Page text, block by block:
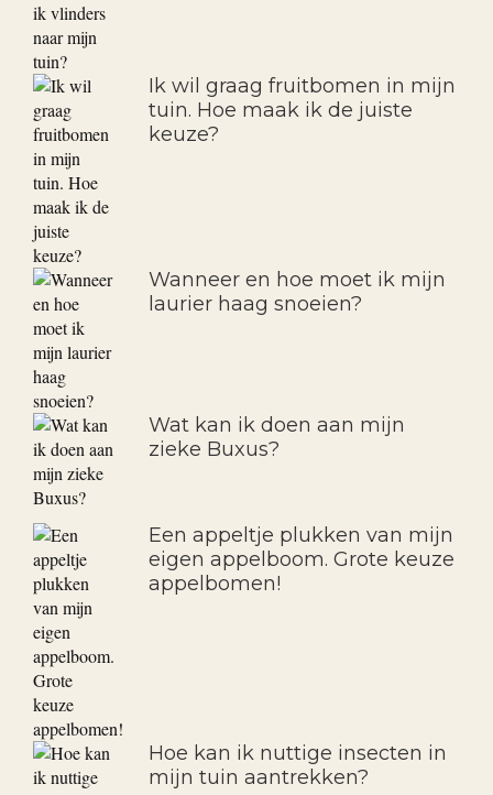
Ik wil graag fruitbomen in mijn
tuin. Hoe maak ik de juiste
keuze?
Wanneer en hoe moet ik mijn
laurier haag snoeien?
Wat kan ik doen aan mijn
zieke Buxus?
Een appeltje plukken van mijn
eigen appelboom. Grote keuze
appelbomen!
Hoe kan ik nuttige insecten in
mijn tuin aantrekken?